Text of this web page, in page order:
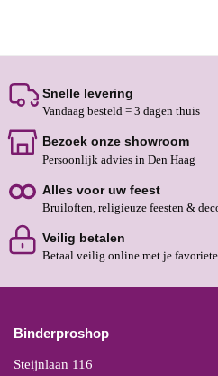
Snelle levering
Vandaag besteld = 3 dagen thuis
Bezoek onze showroom
Persoonlijk advies in Den Haag
Alles voor uw feest
Bruiloften, religieuze feesten &
Veilig betalen
Betaal veilig online met je
Binderproshop
Steijnlaan 116